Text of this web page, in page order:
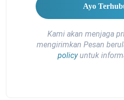
Kami akan menjaga
mengirimkan Pesan
policyuntuk